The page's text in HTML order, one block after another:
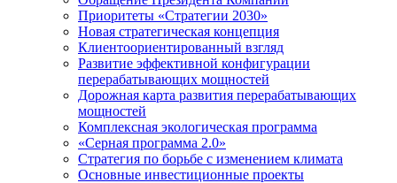
Приоритеты «Стратегии 2030»
Новая стратегическая концепция
Клиентоориентированный взгляд
Развитие эффективной конфигурации
перерабатывающих мощностей
Дорожная карта развития перерабатывающих
мощностей
Комплексная экологическая программа
«Серная программа 2.0»
Стратегия по борьбе с изменением климата
Основные инвестиционные проекты